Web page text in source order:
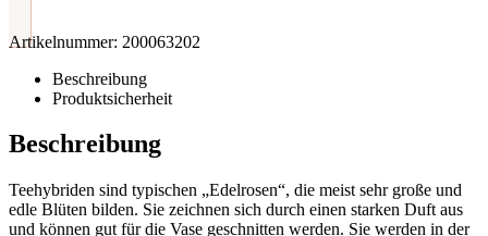
Artikelnummer: 200063202
Beschreibung
Produktsicherheit
Beschreibung
Teehybriden sind typischen „Edelrosen“, die meist sehr große und
edle Blüten bilden. Sie zeichnen sich durch einen starken Duft aus
und können gut für die Vase geschnitten werden. Sie werden in der